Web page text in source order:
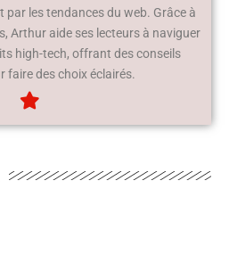
par les tendances du web. Grâce à
Arthur aide ses lecteurs à naviguer
high-tech, offrant des conseils
faire des choix éclairés.